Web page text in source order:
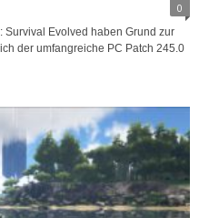
0
Survival Evolved haben Grund zur
der umfangreiche PC Patch 245.0